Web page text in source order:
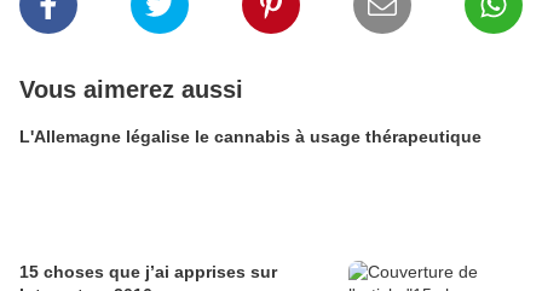
Vous aimerez aussi
L'Allemagne légalise le cannabis à usage thérapeutique
15 choses que j’ai apprises sur